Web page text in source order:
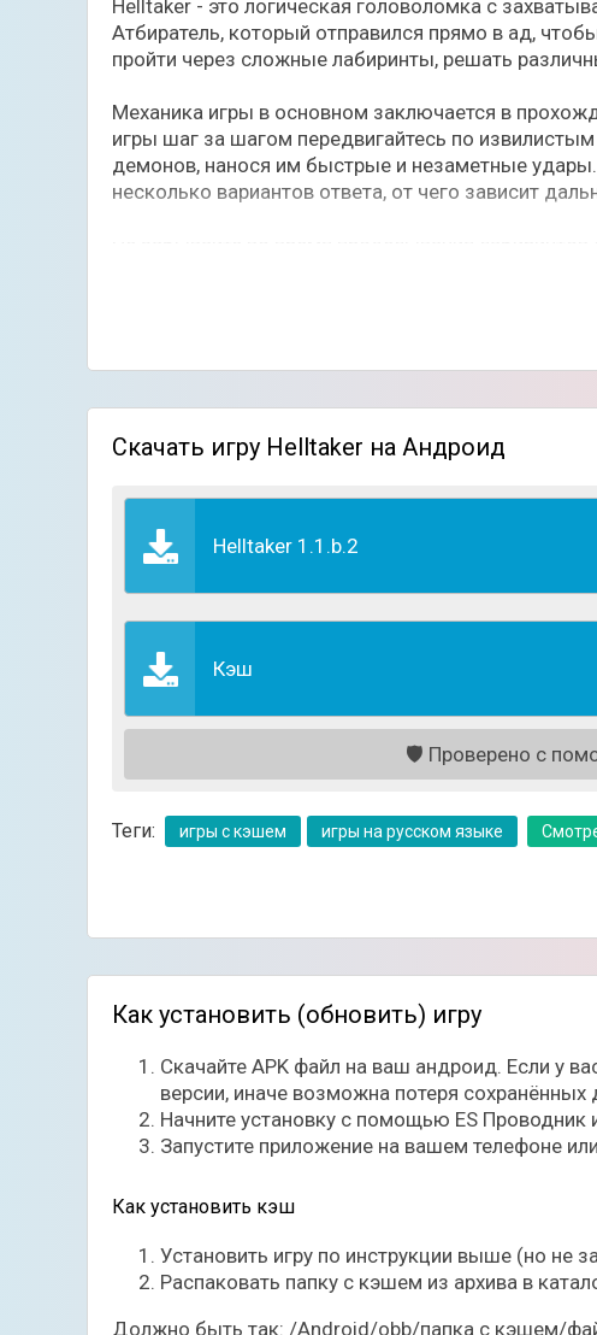
Helltaker - это логическая головоломка с
Атбиратель, который отправился прямо в ад,
пройти через сложные лабиринты, решать
Механика игры в основном заключается в
игры шаг за шагом передвигайтесь по
демонов, нанося им быстрые и незаметные удары.
несколько вариантов ответа, от чего зависит
олдскульном стиле с видом сверху, где
Задачу усложняет то, что на прохождение уровня
Красочная графика в стиле аниме;
Интересная сюжетная линия;
Классическая механика головоломок на
Скачать игру Helltaker на Андроид
Helltaker 1.1.b.2
Кэш
🛡️ Проверено с
Теги: игры с кэшем игры на русском языке
Как установить (обновить) игру
Скачайте APK файл на ваш андроид. Если у
версии, иначе возможна потеря сохранённых
Начните установку с помощью ES
Запустите приложение на вашем телефоне
Как установить кэш
Установить игру по инструкции выше (но не
Распаковать папку с кэшем из архива в
Должно быть так: /Android/obb/папка с кэшем/